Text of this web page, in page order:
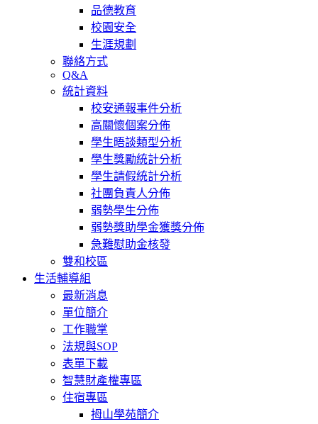
品德教育
校園安全
生涯規劃
聯絡方式
Q&A
統計資料
校安通報事件分析
高關懷個案分佈
學生晤談類型分析
學生獎勵統計分析
學生請假統計分析
社團負責人分佈
弱勢學生分佈
弱勢獎助學金獲獎分佈
急難慰助金核發
雙和校區
生活輔導組
最新消息
單位簡介
工作職掌
法規與SOP
表單下載
智慧財產權專區
住宿專區
拇山學苑簡介